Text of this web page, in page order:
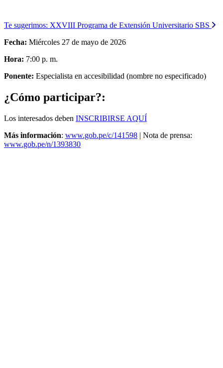
Te sugerimos: XXVIII Programa de Extensión Universitario SBS
Fecha: Miércoles 27 de mayo de 2026
Hora: 7:00 p. m.
Ponente: Especialista en accesibilidad (nombre no especificado)
¿Cómo participar?:
Los interesados deben INSCRIBIRSE AQUÍ
Más información: www.gob.pe/c/141598 | Nota de prensa:
www.gob.pe/n/1393830